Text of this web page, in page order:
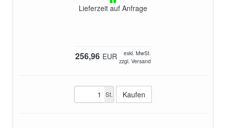
Lieferzeit auf Anfrage
256,96 EUR
exkl. MwSt.
zzgl. Versand
St.